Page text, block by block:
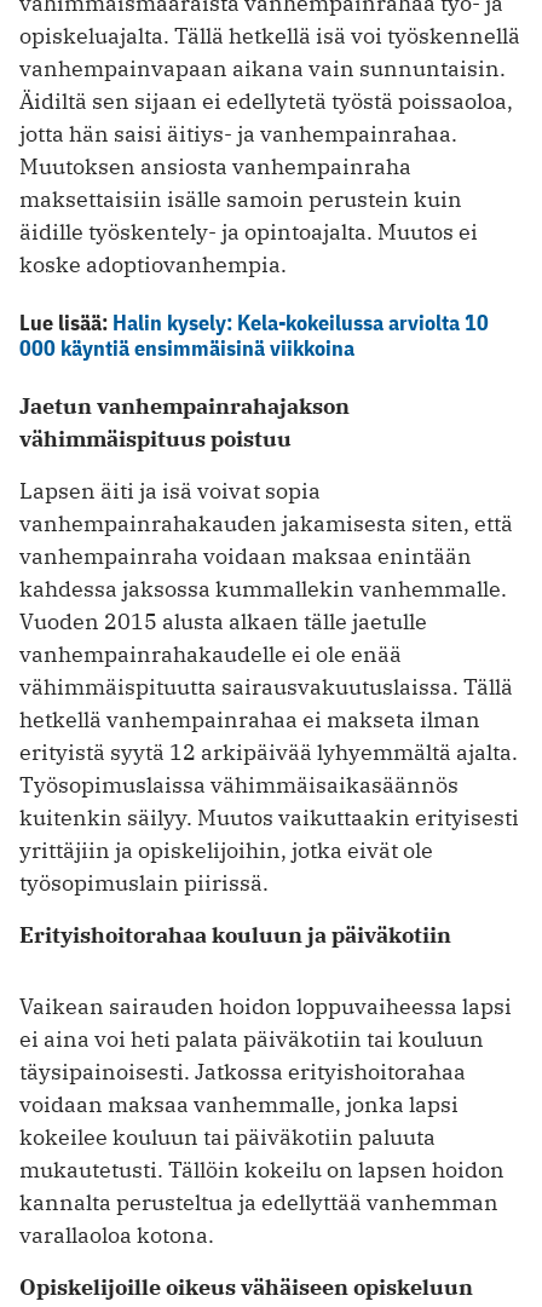
opiskeluajalta. Tällä hetkellä isä voi työskennellä
vanhempainvapaan aikana vain sunnuntaisin.
Äidiltä sen sijaan ei edellytetä työstä poissaoloa,
jotta hän saisi äitiys- ja vanhempainrahaa.
Muutoksen ansiosta vanhempainraha
maksettaisiin isälle samoin perustein kuin
äidille työskentely- ja opintoajalta. Muutos ei
koske adoptiovanhempia.
Lue lisää: Halin kysely: Kela-kokeilussa arviolta 10
000 käyntiä ensimmäisinä viikkoina
Jaetun vanhempainrahajakson
vähimmäispituus poistuu
Lapsen äiti ja isä voivat sopia
vanhempainrahakauden jakamisesta siten, että
vanhempainraha voidaan maksaa enintään
kahdessa jaksossa kummallekin vanhemmalle.
Vuoden 2015 alusta alkaen tälle jaetulle
vanhempainrahakaudelle ei ole enää
vähimmäispituutta sairausvakuutuslaissa. Tällä
hetkellä vanhempainrahaa ei makseta ilman
erityistä syytä 12 arkipäivää lyhyemmältä ajalta.
Työsopimuslaissa vähimmäisaikasäännös
kuitenkin säilyy. Muutos vaikuttaakin erityisesti
yrittäjiin ja opiskelijoihin, jotka eivät ole
työsopimuslain piirissä.
Erityishoitorahaa kouluun ja päiväkotiin
Vaikean sairauden hoidon loppuvaiheessa lapsi
ei aina voi heti palata päiväkotiin tai kouluun
täysipainoisesti. Jatkossa erityishoitorahaa
voidaan maksaa vanhemmalle, jonka lapsi
kokeilee kouluun tai päiväkotiin paluuta
mukautetusti. Tällöin kokeilu on lapsen hoidon
kannalta perusteltua ja edellyttää vanhemman
varallaoloa kotona.
Opiskelijoille oikeus vähäiseen opiskeluun